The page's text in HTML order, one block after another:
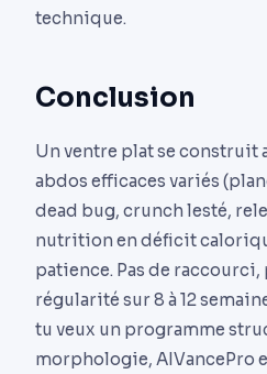
technique.
Conclusion
Un ventre plat se construit
abdos efficaces variés
dead bug, crunch lesté,
nutrition en déficit
patience. Pas de raccourci,
régularité sur 8 à 12
tu veux un programme
morphologie, AIVancePro